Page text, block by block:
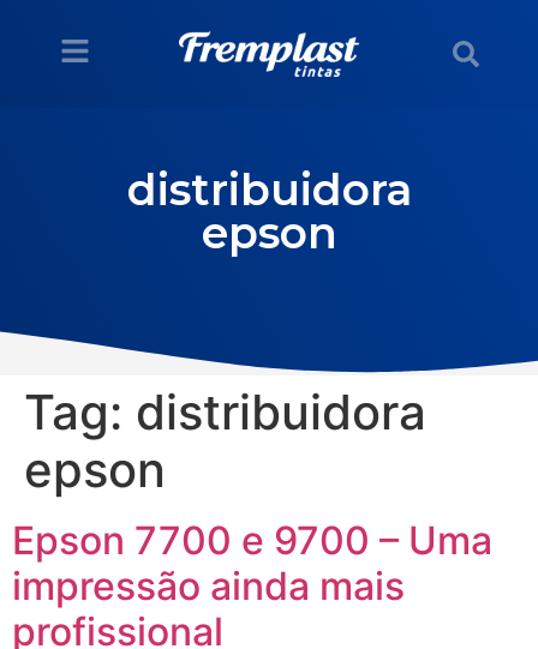
distribuidora
epson
Tag: distribuidora
epson
Epson 7700 e 9700 – Uma
impressão ainda mais
profissional